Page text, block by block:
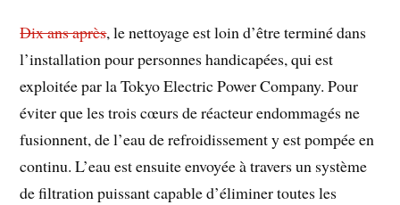
Dix ans après, le nettoyage est loin d’être terminé dans
l’installation pour personnes handicapées, qui est
exploitée par la Tokyo Electric Power Company. Pour
éviter que les trois cœurs de réacteur endommagés ne
fusionnent, de l’eau de refroidissement y est pompée en
continu. L’eau est ensuite envoyée à travers un système
de filtration puissant capable d’éliminer toutes les